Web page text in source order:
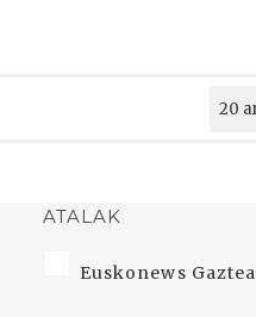
ATALAK
Euskonews Gaztea